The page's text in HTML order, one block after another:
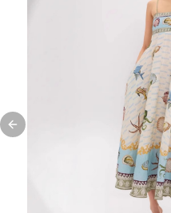
Previous slide